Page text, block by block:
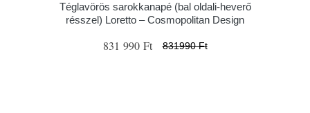
Téglavörös sarokkanapé (bal oldali-heverő
résszel) Loretto – Cosmopolitan Design
831 990 Ft 831990 Ft